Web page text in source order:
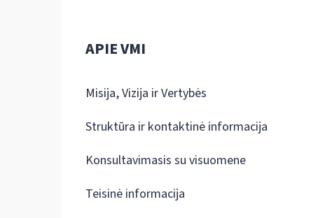
APIE VMI
Misija, Vizija ir Vertybės
Struktūra ir kontaktinė informacija
Konsultavimasis su visuomene
Teisinė informacija